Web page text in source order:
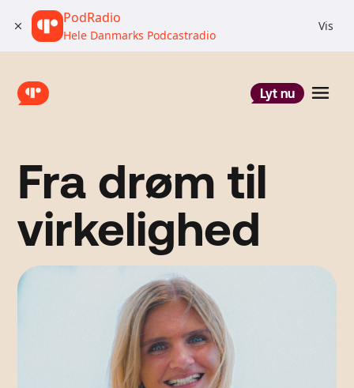
Lyt nu
Fra drøm til
virkelighed
PodRadio
Hele Danmarks Podcastradio
Vis